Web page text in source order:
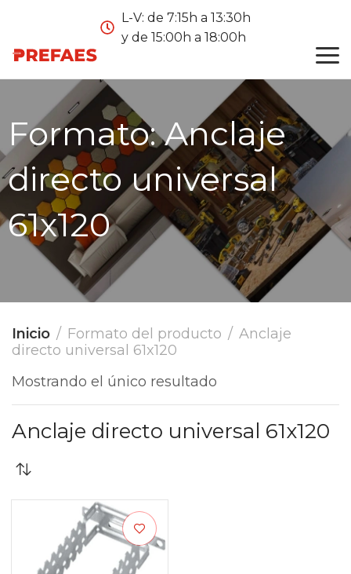
L-V: de 7:15h a 13:30h
y de 15:00h a 18:00h
Formato:Anclaje
directo universal
61x120
Inicio Formato del producto
Anclaje
directo universal 61x120
Mostrando el único resultado
Anclaje directo universal 61x120